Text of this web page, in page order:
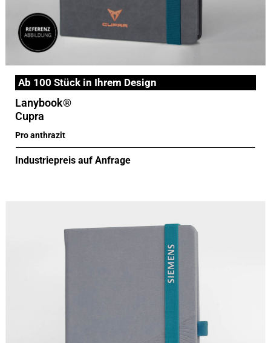
Ab 100 Stück in Ihrem Design
Lanybook®
Cupra
Pro anthrazit
Industriepreis auf Anfrage